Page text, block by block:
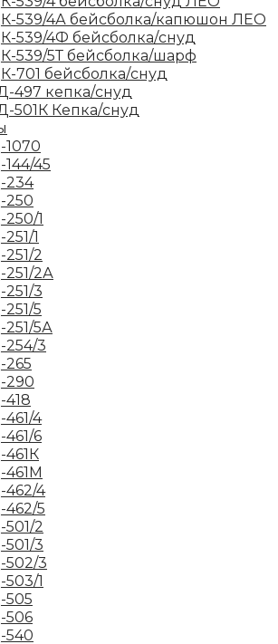
539/4А бейсболка/капюшон ЛЕО
539/4Ф бейсболка/снуд
539/5Т бейсболка/шарф
701 бейсболка/снуд
497 кепка/снуд
501К Кепка/снуд
1070
45
234
250
1
1
2
251/2А
3
5
5А
254/3
265
290
4
6
461М
462/4
462/5
2
3
502/3
1
505
506
540